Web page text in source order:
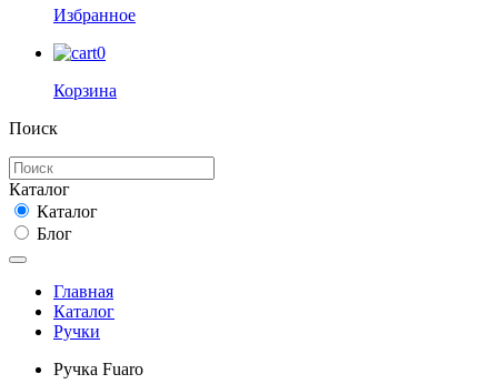
Избранное
0
Корзина
Поиск
Каталог
Каталог
Блог
Главная
Каталог
Ручки
Ручка Fuaro